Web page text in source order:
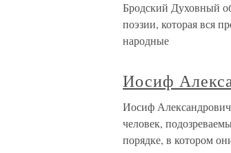
Бродский Духовный
поэзии, которая вся
народные
Иосиф
Иосиф
человек,
порядке, в котором